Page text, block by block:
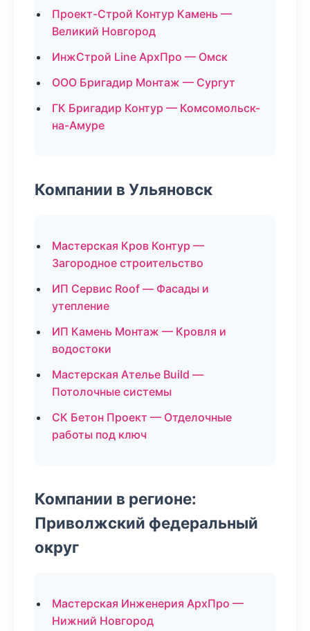
Проект-Строй Контур Камень —
Великий Новгород
ИнжСтрой Line АрхПро — Омск
ООО Бригадир Монтаж — Сургут
ГК Бригадир Контур — Комсомольск-
на-Амуре
Компании в Ульяновск
Мастерская Кров Контур —
Загородное строительство
ИП Сервис Roof — Фасады и
утепление
ИП Камень Монтаж — Кровля и
водостоки
Мастерская Ателье Build —
Потолочные системы
СК Бетон Проект — Отделочные
работы под ключ
Компании в регионе:
Приволжский федеральный
округ
Мастерская Инженерия АрхПро —
Нижний Новгород